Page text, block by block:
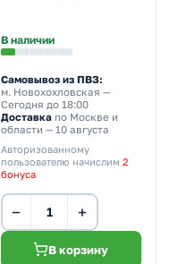
В наличии
Самовывоз из ПВЗ:
м. Новохохловская —
Сегодня до 18:00
Доставкапо Москве и
области — 10 августа
Авторизованному
пользователю начислим 2
бонуса
− +
В корзину